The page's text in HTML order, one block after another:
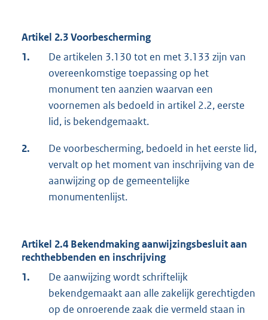
Artikel 2.3 Voorbescherming
1.
De artikelen 3.130 tot en met 3.133 zijn van
overeenkomstige toepassing op het
monument ten aanzien waarvan een
voornemen als bedoeld in artikel 2.2, eerste
lid, is bekendgemaakt.
2.
De voorbescherming, bedoeld in het eerste lid,
vervalt op het moment van inschrijving van de
aanwijzing op de gemeentelijke
monumentenlijst.
Artikel 2.4 Bekendmaking aanwijzingsbesluit aan
rechthebbenden en inschrijving
1.
De aanwijzing wordt schriftelijk
bekendgemaakt aan alle zakelijk gerechtigden
op de onroerende zaak die vermeld staan in